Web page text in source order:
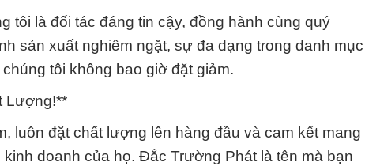
tôi là đối tác đáng tin cậy, đồng hành cùng quý
sản xuất nghiêm ngặt, sự đa dạng trong danh mục
tôi không bao giờ đặt giảm.
Lượng!**
luôn đặt chất lượng lên hàng đầu và cam kết mang
doanh của họ. Đắc Trường Phát là tên mà bạn